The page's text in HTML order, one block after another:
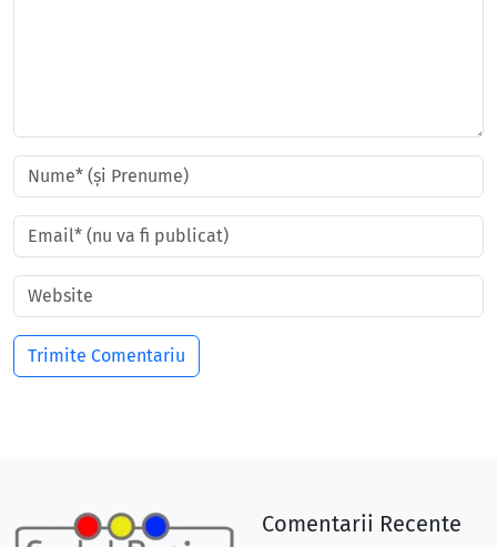
Comentarii Recente